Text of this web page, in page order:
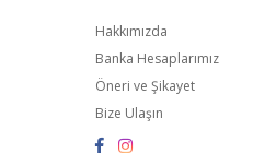
Hakkımızda
Banka Hesaplarımız
Öneri ve Şikayet
Bize Ulaşın